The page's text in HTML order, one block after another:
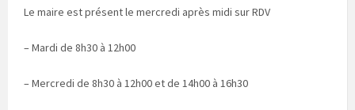
Le maire est présent le mercredi après midi sur RDV
– Mardi de 8h30 à 12h00
– Mercredi de 8h30 à 12h00 et de 14h00 à 16h30